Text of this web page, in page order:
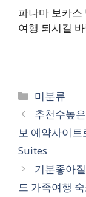
파나마 보카스
여행 되시길
카
테
고
리
미분류
추천수높
보 예약사이
Suites
기분좋아
드 가족여행